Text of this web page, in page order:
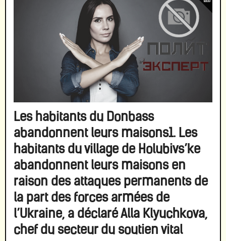
Les habitants du Donbass
abandonnent leurs maisons1. Les
habitants du village de Holubivs’ke
abandonnent leurs maisons en
raison des attaques permanents de
la part des forces armées de
l’Ukraine, a déclaré Alla Klyuchkova,
chef du secteur du soutien vital